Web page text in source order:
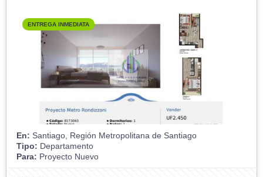
ENTREGA INMEDIATA
En: Santiago, Región Metropolitana de Santiago
Tipo: Departamento
Para: Proyecto Nuevo